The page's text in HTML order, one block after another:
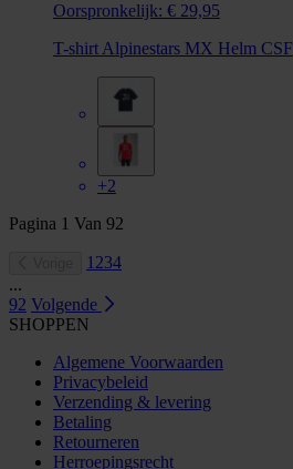
Oorspronkelijk: € 29,95
T-shirt Alpinestars MX Helm CSF
+2
Pagina 1 Van 92
1 234
...
92 Volgende
SHOPPEN
Algemene Voorwaarden
Privacybeleid
Verzending & levering
Betaling
Retourneren
Herroepingsrecht